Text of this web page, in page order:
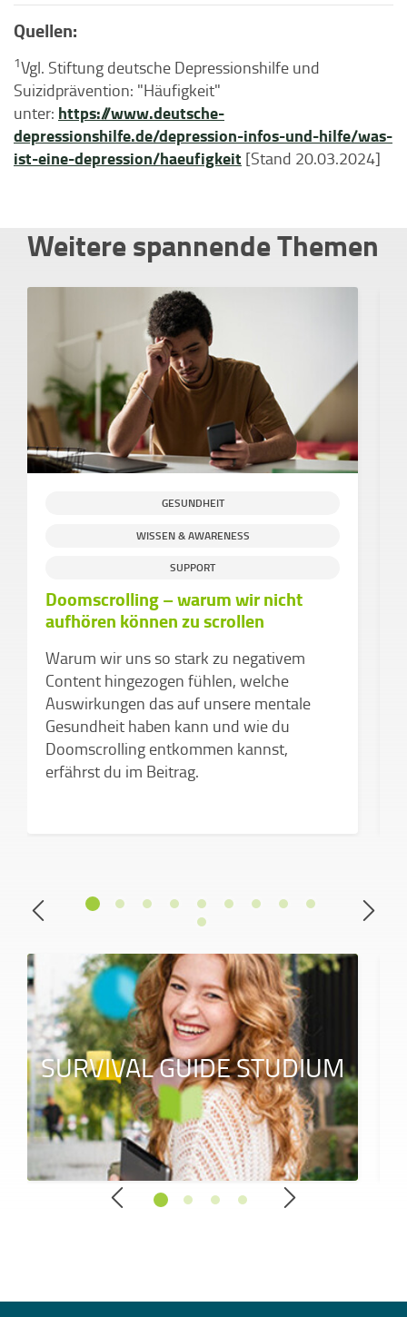
Quellen:
1Vgl. Stiftung deutsche Depressionshilfe und
Suizidprävention: "Häufigkeit"
unter: https://www.deutsche-
depressionshilfe.de/depression-infos-und-hilfe/was-
ist-eine-depression/haeufigkeit [Stand 20.03.2024]
Weitere spannende Themen
GESUNDHEIT
WISSEN & AWARENESS
SUPPORT
Doomscrolling – warum wir nicht
aufhören können zu scrollen
Warum wir uns so stark zu negativem
Content hingezogen fühlen, welche
Auswirkungen das auf unsere mentale
Gesundheit haben kann und wie du
Doomscrolling entkommen kannst,
erfährst du im Beitrag.
SURVIVAL GUIDE STUDIUM